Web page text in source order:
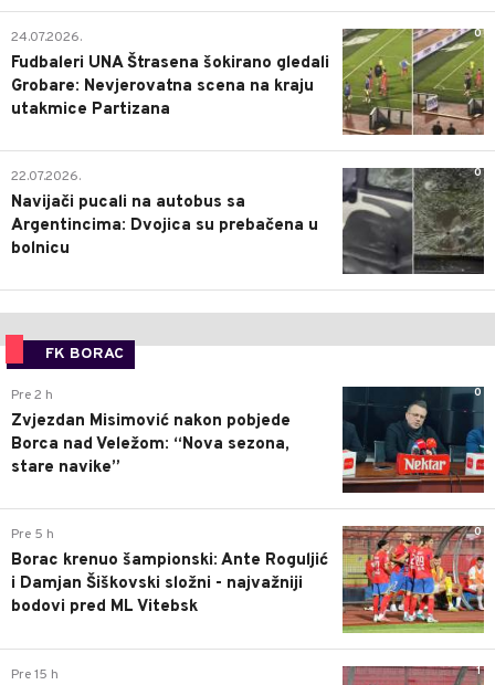
0
24.07.2026.
Fudbaleri UNA Štrasena šokirano gledali
Grobare: Nevjerovatna scena na kraju
utakmice Partizana
0
22.07.2026.
Navijači pucali na autobus sa
Argentincima: Dvojica su prebačena u
bolnicu
FK BORAC
0
Pre 2 h
Zvjezdan Misimović nakon pobjede
Borca nad Veležom: “Nova sezona,
stare navike”
0
Pre 5 h
Borac krenuo šampionski: Ante Roguljić
i Damjan Šiškovski složni - najvažniji
bodovi pred ML Vitebsk
1
Pre 15 h